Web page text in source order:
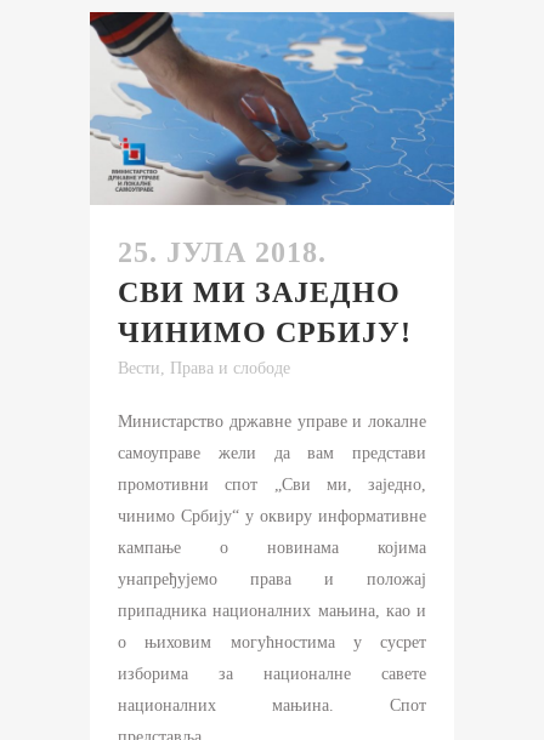
25. ЈУЛА 2018.
СВИ МИ ЗАЈЕДНО
ЧИНИМО СРБИЈУ!
Вести Права и слободе
Mинистарство државне управе и локалне
самоуправе жели да вам представи
промотивни спот „Сви ми, заједно,
чинимо Србију“ у оквиру информативне
кампање о новинама којима
унапређујемо права и положај
припадника националних мањина, као и
о њиховим могућностима у сусрет
изборима за националне савете
националних мањина. Спот